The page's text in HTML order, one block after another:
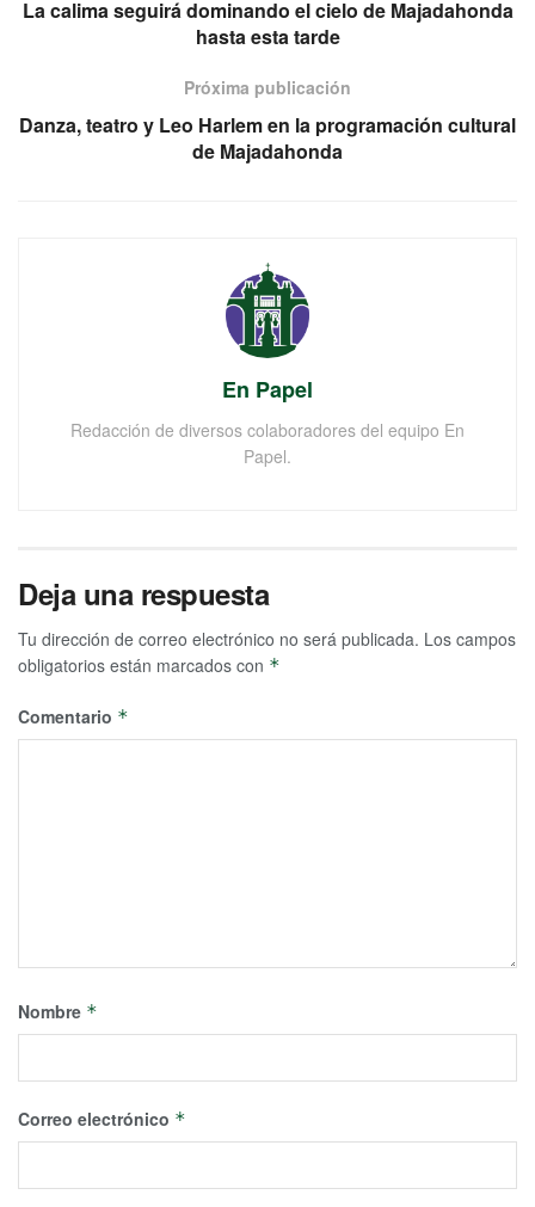
La calima seguirá dominando el cielo de Majadahonda
hasta esta tarde
Próxima publicación
Danza, teatro y Leo Harlem en la programación cultural
de Majadahonda
En Papel
Redacción de diversos colaboradores del equipo En
Papel.
Deja una respuesta
Tu dirección de correo electrónico no será publicada. Los campos
obligatorios están marcados con *
Comentario *
Nombre *
Correo electrónico *